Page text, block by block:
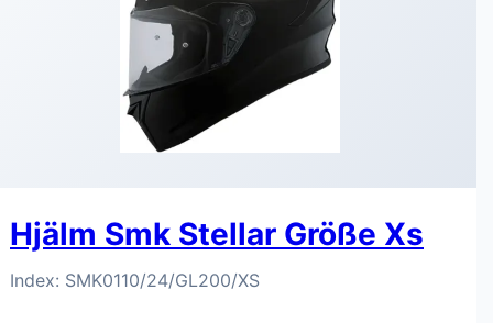
Hjälm Smk Stellar Größe Xs
Index: SMK0110/24/GL200/XS